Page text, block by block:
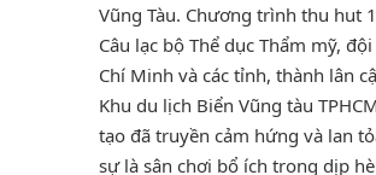
Vũng Tàu. Chương trình thu hut
Câu lạc bộ Thể dục Thẩm mỹ,
Chí Minh và các tỉnh, thành lân
Khu du lịch Biển Vũng tàu
tạo đã truyền cảm hứng và lan
sự là sân chơi bổ ích trong dịp